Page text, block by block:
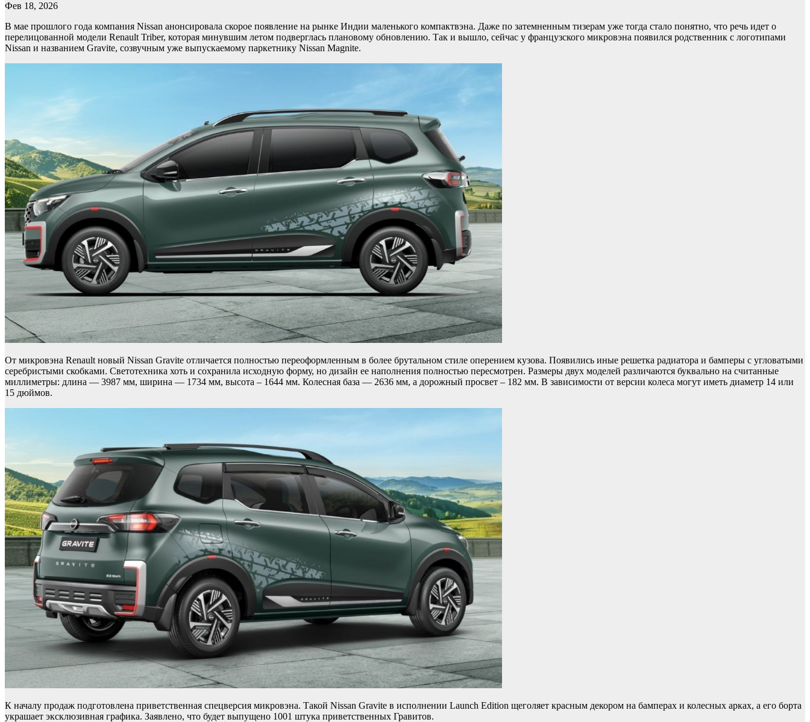
Фев 18, 2026
В мае прошлого года компания Nissan анонсировала скорое появление на рынке Индии маленького компактвэна. Даже по затемненным тизерам уже тогда стало понятно, что речь идет о
перелицованной модели Renault Triber, которая минувшим летом подверглась плановому обновлению. Так и вышло, сейчас у французского микровэна появился родственник с логотипами
Nissan и названием Gravite, созвучным уже выпускаемому паркетнику Nissan Magnite.
От микровэна Renault новый Nissan Gravite отличается полностью переоформленным в более брутальном стиле оперением кузова. Появились иные решетка радиатора и бамперы с угловатыми
серебристыми скобками. Светотехника хоть и сохранила исходную форму, но дизайн ее наполнения полностью пересмотрен. Размеры двух моделей различаются буквально на считанные
миллиметры: длина — 3987 мм, ширина — 1734 мм, высота – 1644 мм. Колесная база — 2636 мм, а дорожный просвет – 182 мм. В зависимости от версии колеса могут иметь диаметр 14 или
15 дюймов.
К началу продаж подготовлена приветственная спецверсия микровэна. Такой Nissan Gravite в исполнении Launch Edition щеголяет красным декором на бамперах и колесных арках, а его борта
украшает эксклюзивная графика. Заявлено, что будет выпущено 1001 штука приветственных Гравитов.